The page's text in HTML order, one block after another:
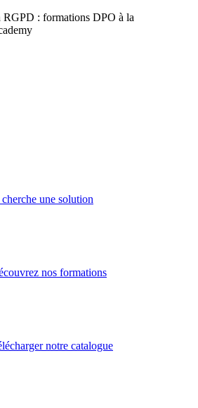
: formations DPO à la
cherche une solution
nos formations
notre catalogue